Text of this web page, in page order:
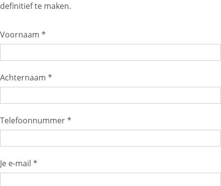
definitief te maken.
Voornaam *
Achternaam *
Telefoonnummer *
Je e-mail *